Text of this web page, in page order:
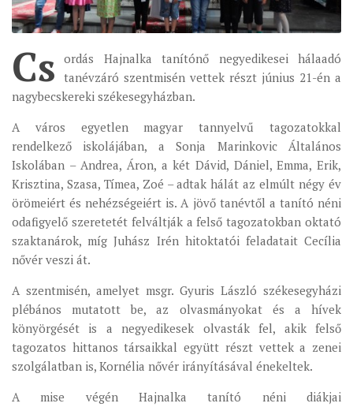
SREDNJI DEKANAT
JUŽNI DEKANAT
ARHIVA
SINODA
DEKRET
SINODSKA MOLITVA
MOTO I LOGO
SINODSKI URED
KOORDINACIONA GRUPA
RADNE GRUPE SINODE
SINODSKI VESNIK
ZAŠTITA MALOLJETNIKA
Cs ordás Hajnalka tanítónő negyedikesei hálaadó
tanévzáró szentmisén vettek részt június 21-én a
nagybecskereki székesegyházban.
A város egyetlen magyar tannyelvű tagozatokkal
rendelkező iskolájában, a Sonja Marinkovic Általános
Iskolában – Andrea, Áron, a két Dávid, Dániel, Emma, Erik,
Krisztina, Szasa, Tímea, Zoé – adtak hálát az elmúlt négy év
örömeiért és nehézségeiért is. A jövő tanévtől a tanító néni
odafigyelő szeretetét felváltják a felső tagozatokban oktató
szaktanárok, míg Juhász Irén hitoktatói feladatait Cecília
nővér veszi át.
A szentmisén, amelyet msgr. Gyuris László székesegyházi
plébános mutatott be, az olvasmányokat és a hívek
könyörgését is a negyedikesek olvasták fel, akik felső
tagozatos hittanos társaikkal együtt részt vettek a zenei
szolgálatban is, Kornélia nővér irányításával énekeltek.
A mise végén Hajnalka tanító néni diákjai